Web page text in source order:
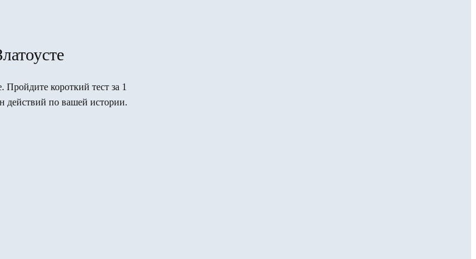
Пройдите короткий тест за 1
действий по вашей истории.